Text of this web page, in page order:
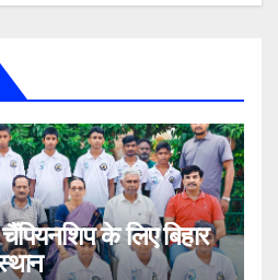
के लिए बिहार